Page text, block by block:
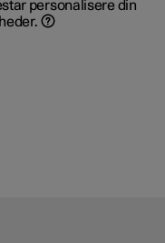
personalisere din